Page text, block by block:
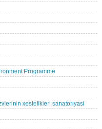
Programme
xestelikleri sanatoriyasi